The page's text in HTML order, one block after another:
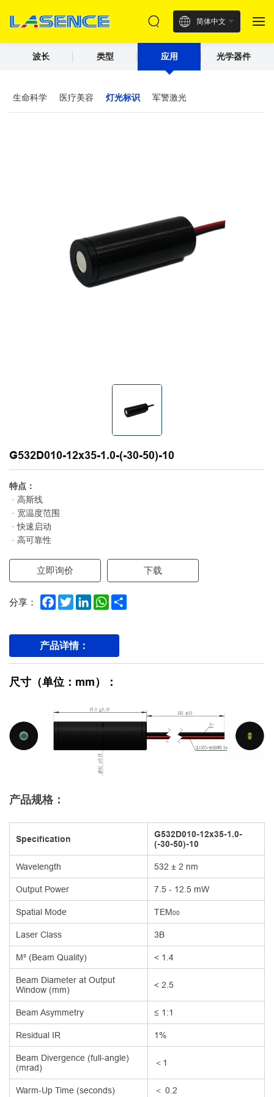
简体中文
波长 类型 应用 光学器件
生命科学 医疗美容 灯光标识 军警激光
G532D010-12x35-1.0-(-30-50)-10
特点：
· 高斯线
· 宽温度范围
· 快速启动
· 高可靠性
立即询价 下载
分享： Facebook
TwitterLinkedInWhatsApp
产品详情：
尺寸（单位：mm）：
产品规格：
Specification
G532D010-12x35-1.0-
(-30-50)-10
Wavelength
532 ± 2 nm
Output Power
7.5 - 12.5 mW
Spatial Mode
TEM00
Laser Class
3B
M² (Beam Quality)
< 1.4
Beam Diameter at Output
Window (mm)
< 2.5
Beam Asymmetry
≤ 1:1
Residual IR
1%
Beam Divergence (full-angle)
(mrad)
＜1
Warm-Up Time (seconds)
＜ 0.2